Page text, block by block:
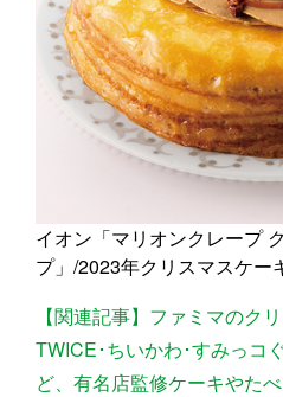
イオン「マリオンクレープ
プ」/2023年クリスマスケー
【関連記事】ファミマのク
TWICE･ちいかわ･すみっコ
ど、有名店監修ケーキやた